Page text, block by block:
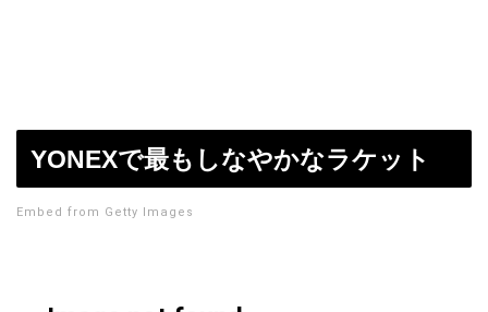
YONEXで最もしなやかなラケット
Embed from Getty Images